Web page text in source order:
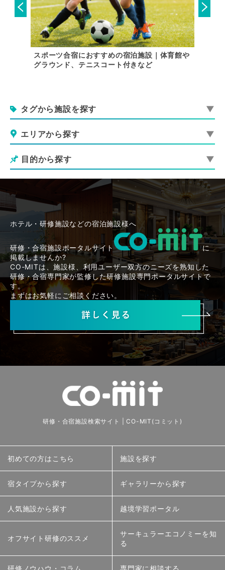
スポーツ合宿におすすめの宿泊施設｜体育館や
グラウンド、テニスコート付きなど
タグから施設を探す
エリアから探す
目的から探す
ホテル・研修施設などの宿泊施設様へ
研修・合宿施設ポータルサイト
に
掲載しませんか?
CO-MITは、施設様、利用ユーザー双方のニーズを熟知した
研修・合宿専門家が監修した研修施設専門ポータルサイトで
す。
まずはお気軽にご相談ください。
研修・合宿施設検索サイト | CO-MIT(コミット)
初めての方はこちら 施設を探す
宿タイプから探す ギャラリーから探す
人気施設から探す 越境学習ポータル
オフサイト研修のススメ
サーキュラーエコノミーを知
る
研修ノウハウ・コラム 専門家に相談する